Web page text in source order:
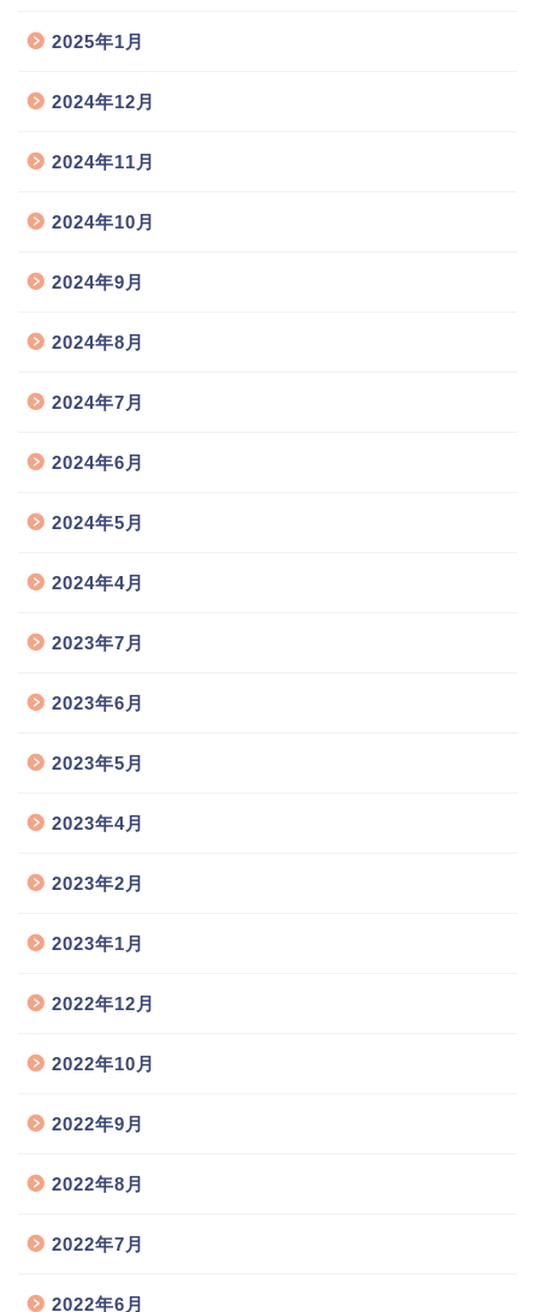
2025年1月
2024年12月
2024年11月
2024年10月
2024年9月
2024年8月
2024年7月
2024年6月
2024年5月
2024年4月
2023年7月
2023年6月
2023年5月
2023年4月
2023年2月
2023年1月
2022年12月
2022年10月
2022年9月
2022年8月
2022年7月
2022年6月